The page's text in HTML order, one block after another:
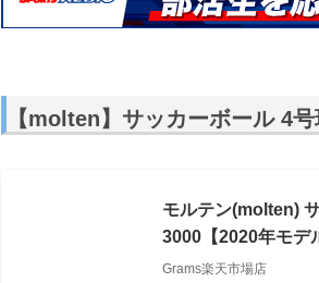
【molten】サッカーボール 4
モルテン(molten)
3000【2020年モデ
Grams楽天市場店